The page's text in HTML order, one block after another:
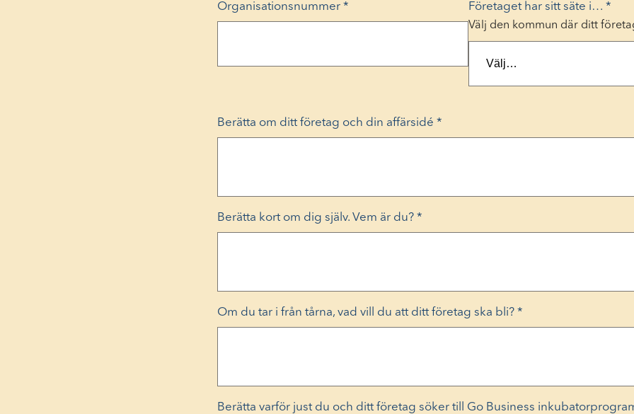
Organisationsnummer * Företaget har sitt säte i… *
Välj den kommun där ditt
Berätta om ditt företag och din affärsidé *
Berätta kort om dig själv. Vem är du? *
Om du tar i från tårna, vad vill du att ditt företag ska bli? *
Berätta varför just du och ditt företag söker till Go Business